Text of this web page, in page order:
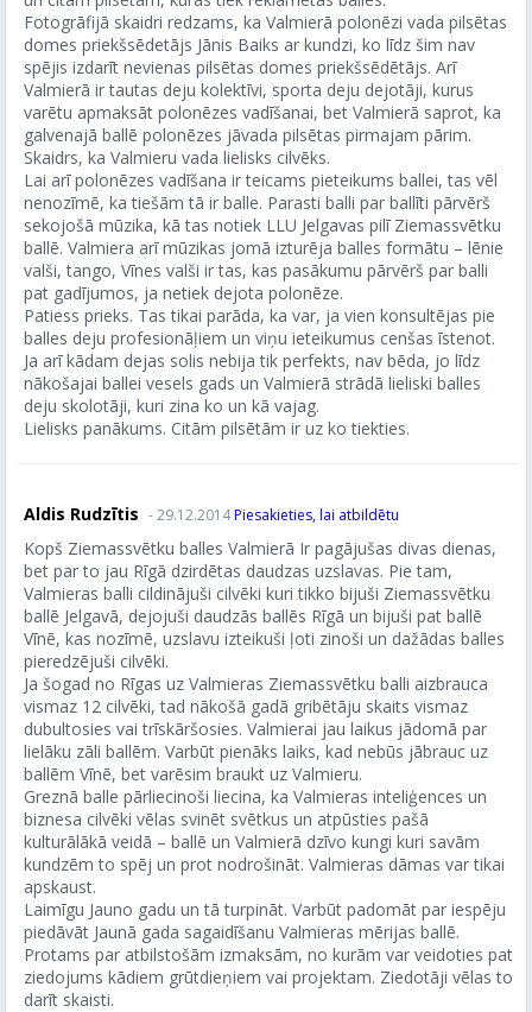
Fotogrāfijā skaidri redzams, ka Valmierā polonēzi vada pilsētas
domes priekšsēdetājs Jānis Baiks ar kundzi, ko līdz šim nav
spējis izdarīt nevienas pilsētas domes priekšsēdētājs. Arī
Valmierā ir tautas deju kolektīvi, sporta deju dejotāji, kurus
varētu apmaksāt polonēzes vadīšanai, bet Valmierā saprot, ka
galvenajā ballē polonēzes jāvada pilsētas pirmajam pārim.
Skaidrs, ka Valmieru vada lielisks cilvēks.
Lai arī polonēzes vadīšana ir teicams pieteikums ballei, tas vēl
nenozīmē, ka tiešām tā ir balle. Parasti balli par ballīti pārvērš
sekojošā mūzika, kā tas notiek LLU Jelgavas pilī Ziemassvētku
ballē. Valmiera arī mūzikas jomā izturēja balles formātu – lēnie
valši, tango, Vīnes valši ir tas, kas pasākumu pārvērš par balli
pat gadījumos, ja netiek dejota polonēze.
Patiess prieks. Tas tikai parāda, ka var, ja vien konsultējas pie
balles deju profesionāļiem un viņu ieteikumus cenšas īstenot.
Ja arī kādam dejas solis nebija tik perfekts, nav bēda, jo līdz
nākošajai ballei vesels gads un Valmierā strādā lieliski balles
deju skolotāji, kuri zina ko un kā vajag.
Lielisks panākums. Citām pilsētām ir uz ko tiekties.
Aldis Rudzītis - 29.12.2014Piesakieties, lai atbildētu
Kopš Ziemassvētku balles Valmierā Ir pagājušas divas dienas,
bet par to jau Rīgā dzirdētas daudzas uzslavas. Pie tam,
Valmieras balli cildinājuši cilvēki kuri tikko bijuši Ziemassvētku
ballē Jelgavā, dejojuši daudzās ballēs Rīgā un bijuši pat ballē
Vīnē, kas nozīmē, uzslavu izteikuši ļoti zinoši un dažādas balles
pieredzējuši cilvēki.
Ja šogad no Rīgas uz Valmieras Ziemassvētku balli aizbrauca
vismaz 12 cilvēki, tad nākošā gadā gribētāju skaits vismaz
dubultosies vai trīskāršosies. Valmierai jau laikus jādomā par
lielāku zāli ballēm. Varbūt pienāks laiks, kad nebūs jābrauc uz
ballēm Vīnē, bet varēsim braukt uz Valmieru.
Greznā balle pārliecinoši liecina, ka Valmieras inteliģences un
biznesa cilvēki vēlas svinēt svētkus un atpūsties pašā
kulturālākā veidā – ballē un Valmierā dzīvo kungi kuri savām
kundzēm to spēj un prot nodrošināt. Valmieras dāmas var tikai
apskaust.
Laimīgu Jauno gadu un tā turpināt. Varbūt padomāt par iespēju
piedāvāt Jaunā gada sagaidīšanu Valmieras mērijas ballē.
Protams par atbilstošām izmaksām, no kurām var veidoties pat
ziedojums kādiem grūtdieņiem vai projektam. Ziedotāji vēlas to
darīt skaisti.